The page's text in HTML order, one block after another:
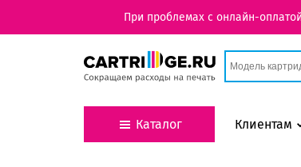
При проблемах с онлайн-
Каталог Клиентам